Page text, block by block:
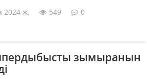
2024 ж. 549
0
зымыранын